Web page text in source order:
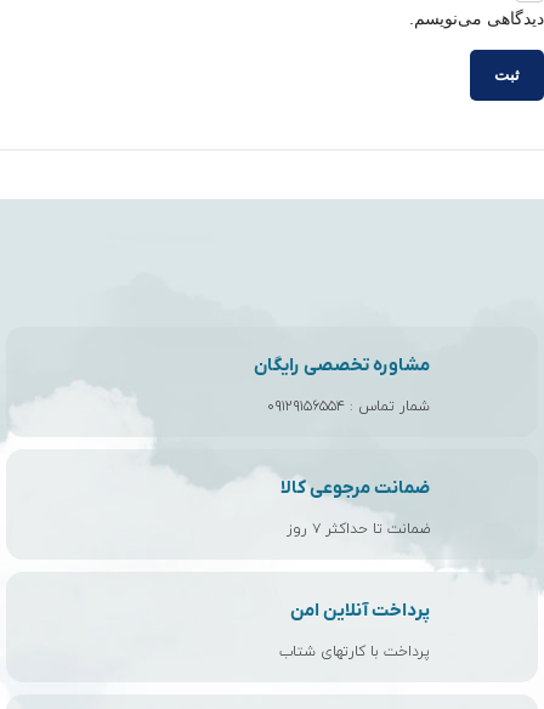
دیدگاهی می‌نویسم.
مشاوره تخصصی رایگان
شمار تماس : ۰۹۱۲۹۱۵۶۵۵۴
ضمانت مرجوعی کالا
ضمانت تا حداکثر ۷ روز
پرداخت آنلاین امن
پرداخت با کارتهای شتاب